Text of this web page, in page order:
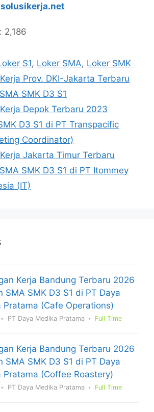
solusikerja.net
2,186
S1, Loker SMA, Loker SMK
Prov. DKI-Jakarta Terbaru
SMK D3 S1
Depok Terbaru 2023
D3 S1 di PT Transpacific
Coordinator)
Jakarta Timur Terbaru
SMK D3 S1 di PT Itommey
(IT)
Kerja Bandung Terbaru 2026
SMA SMK D3 S1 di PT Daya
Pratama (Cafe Operations)
PT Daya Medika Pratama Full Time
Kerja Bandung Terbaru 2026
SMA SMK D3 S1 di PT Daya
Pratama (Coffee Roastery)
PT Daya Medika Pratama Full Time